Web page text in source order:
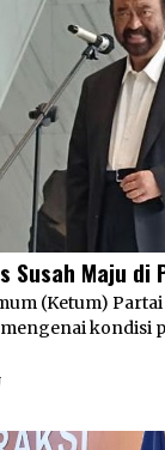
Susah Maju
(Ketum)
kondisi